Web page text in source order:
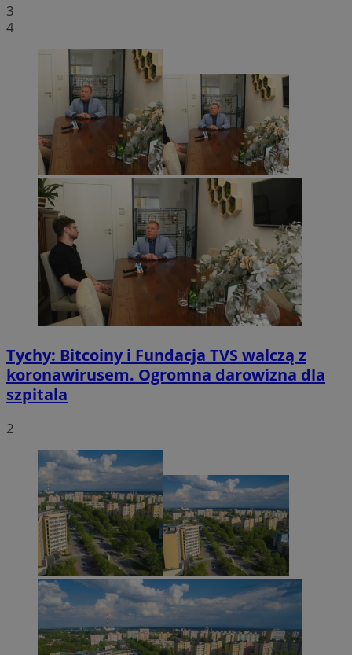
3
4
Tychy: Bitcoiny i Fundacja TVS walczą z
koronawirusem. Ogromna darowizna dla
szpitala
2